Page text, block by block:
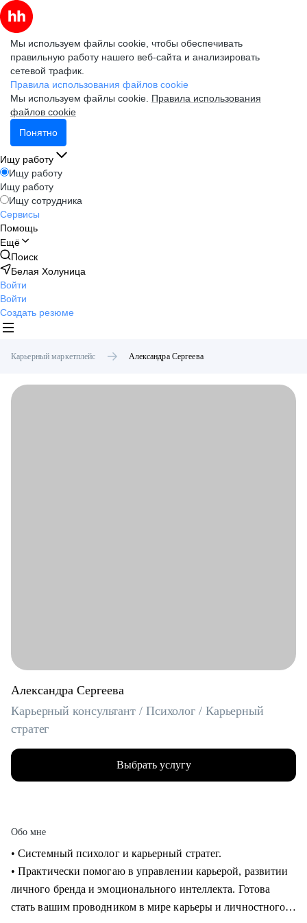
Мы используем файлы cookie, чтобы обеспечивать
правильную работу нашего веб-сайта и анализировать
сетевой трафик.
Правила использования файлов cookie
Мы используем файлы cookie. Правила использования
файлов cookie
Понятно
Ищу работу
Ищу работу
Ищу работу
Ищу сотрудника
Сервисы
Помощь
Ещё
Поиск
Белая Холуница
Войти
Войти
Создать резюме
Карьерный маркетплейс Александра Сергеева
Александра Сергеева
Карьерный консультант / Психолог / Карьерный
стратег
Выбрать услугу
Обо мне
• Системный психолог и карьерный стратег.
• Практически помогаю в управлении карьерой, развитии
личного бренда и эмоционального интеллекта. Готова
стать вашим проводником в мире карьеры и личностного